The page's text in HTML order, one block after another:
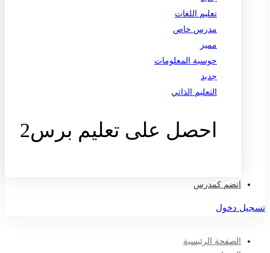
تعليم اللغات
مدرس خاص
مميز
حوسبة المعلومات
جديد
التعليم الذاتي
احصل على تعليم برس2
انضم كمدرس
تسجيل دخول
الصفحة الرئيسية